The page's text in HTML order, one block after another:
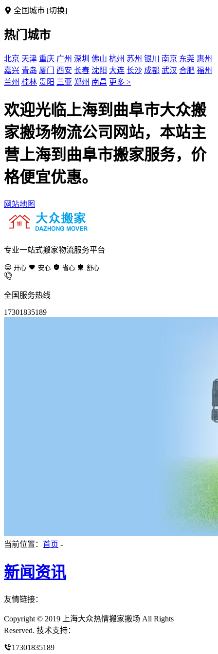
全国城市 [切换]
热门城市
北京 天津 重庆 广州 深圳 佛山 杭州 苏州 银川 南京 东莞 惠州
嘉兴 青岛 厦门 西安 长春 沈阳 大连 长沙 成都 武汉 合肥 福州
兰州 桂林 贵阳 三亚 郑州 南昌 更多 >
欢迎光临上海到曲阜市大众搬
家搬场物流公司网站，本站主
营上海到曲阜市搬家服务，价
格便宜优惠。
网站地图
专业一站式搬家物流服务平台
开心 安心 省心 舒心
全国服务热线
17301835189
当前位置： 首页 -
新闻资讯
友情链接：
Copyright © 2019 上海大众热情搬家搬场 All Rights
Reserved. 技术支持：
17301835189